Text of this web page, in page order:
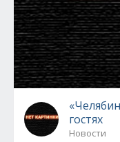
гостях
Новости